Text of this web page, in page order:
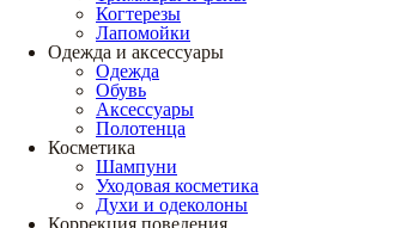
Когтерезы
Лапомойки
Одежда и аксессуары
Одежда
Обувь
Аксессуары
Полотенца
Косметика
Шампуни
Уходовая косметика
Духи и одеколоны
Коррекция поведения